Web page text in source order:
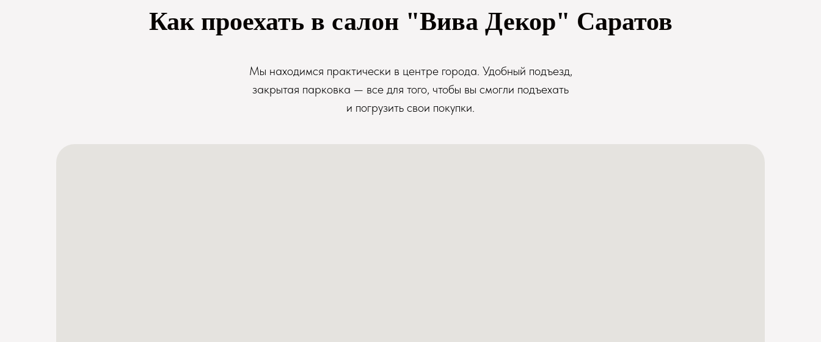
Как проехать в салон "Вива Декор" Саратов
Мы находимся практически в центре города. Удобный подъезд,
закрытая парковка — все для того, чтобы вы смогли подъехать
и погрузить свои покупки.